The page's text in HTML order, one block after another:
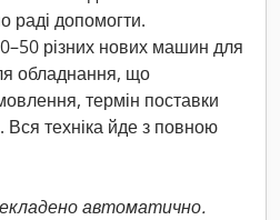
раді допомогти.
різних нових машин для
обладнання, що
термін поставки
Вся техніка йде з повною
автоматично.